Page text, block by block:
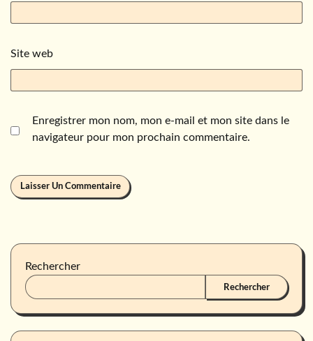
Site web
Enregistrer mon nom, mon e-mail et mon site dans le
navigateur pour mon prochain commentaire.
Rechercher
Rechercher